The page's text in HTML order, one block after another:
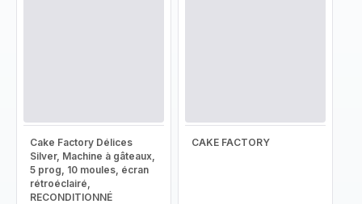
Cake Factory Délices
Silver, Machine à gâteaux,
5 prog, 10 moules, écran
rétroéclairé,
RECONDITIONNÉ
CAKE FACTORY